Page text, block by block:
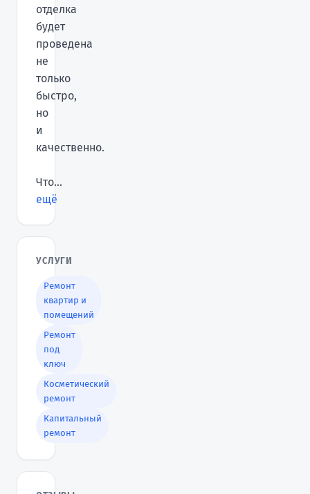
отделка
будет
проведена
не
только
быстро,
но
и
качественно.
Что...
ещё
УСЛУГИ
Ремонт
квартир и
помещений
Ремонт
под
ключ
Косметический
ремонт
Капитальный
ремонт